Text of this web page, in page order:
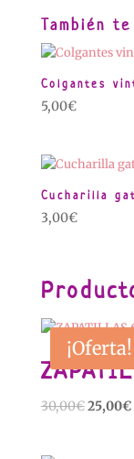
También
Colgantes
5,00€
Cucharilla
3,00€
¡Oferta!
30,00€El
25,00€El